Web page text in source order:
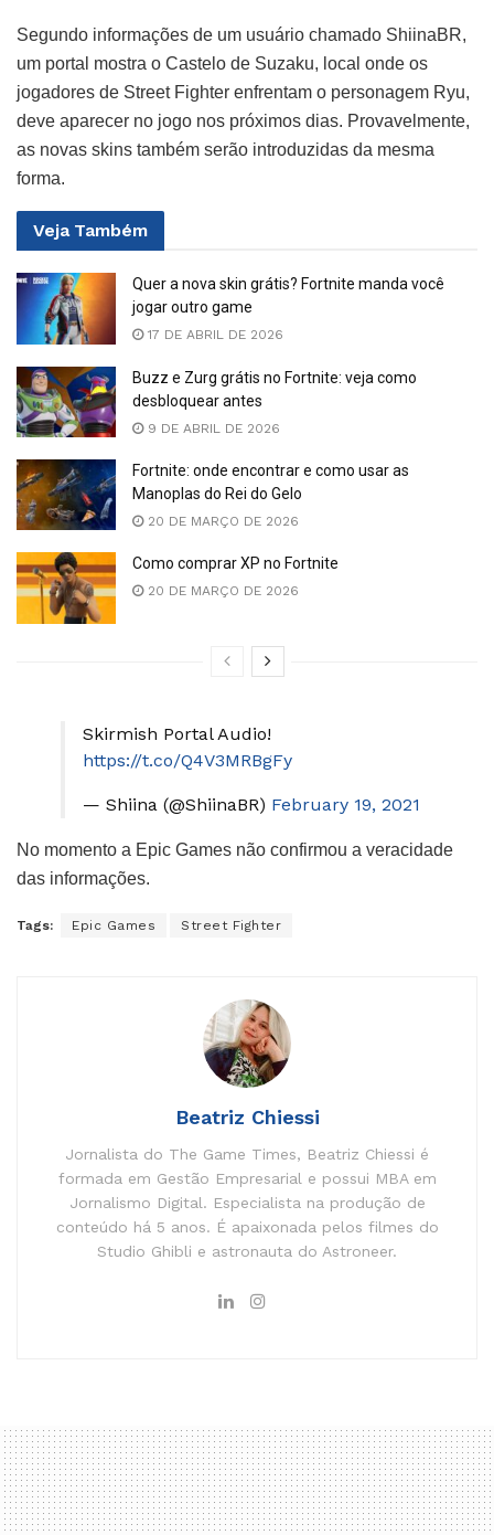
Segundo informações de um usuário chamado ShiinaBR,
um portal mostra o Castelo de Suzaku, local onde os
jogadores de Street Fighter enfrentam o personagem Ryu,
deve aparecer no jogo nos próximos dias. Provavelmente,
as novas skins também serão introduzidas da mesma
forma.
Veja Também
Quer a nova skin grátis? Fortnite manda você
jogar outro game
17 DE ABRIL DE 2026
Buzz e Zurg grátis no Fortnite: veja como
desbloquear antes
9 DE ABRIL DE 2026
Fortnite: onde encontrar e como usar as
Manoplas do Rei do Gelo
20 DE MARÇO DE 2026
Como comprar XP no Fortnite
20 DE MARÇO DE 2026
Skirmish Portal Audio!
https://t.co/Q4V3MRBgFy
— Shiina (@ShiinaBR) February 19, 2021
No momento a Epic Games não confirmou a veracidade
das informações.
Tags: Epic Games Street Fighter
Beatriz Chiessi
Jornalista do The Game Times, Beatriz Chiessi é
formada em Gestão Empresarial e possui MBA em
Jornalismo Digital. Especialista na produção de
conteúdo há 5 anos. É apaixonada pelos filmes do
Studio Ghibli e astronauta do Astroneer.